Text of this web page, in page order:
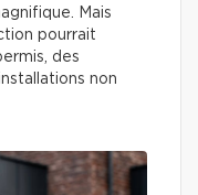
Mais
pourrait
des
non